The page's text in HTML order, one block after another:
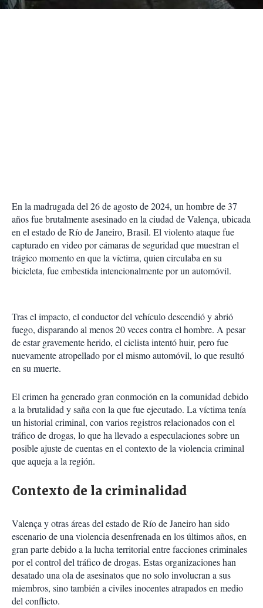
r
En la madrugada del 26 de agosto de 2024, un hombre de 37
años fue brutalmente asesinado en la ciudad de Valença, ubicada
en el estado de Río de Janeiro, Brasil. El violento ataque fue
capturado en video por cámaras de seguridad que muestran el
trágico momento en que la víctima, quien circulaba en su
bicicleta, fue embestida intencionalmente por un automóvil.
Tras el impacto, el conductor del vehículo descendió y abrió
fuego, disparando al menos 20 veces contra el hombre. A pesar
de estar gravemente herido, el ciclista intentó huir, pero fue
nuevamente atropellado por el mismo automóvil, lo que resultó
en su muerte.
El crimen ha generado gran conmoción en la comunidad debido
a la brutalidad y saña con la que fue ejecutado. La víctima tenía
un historial criminal, con varios registros relacionados con el
tráfico de drogas, lo que ha llevado a especulaciones sobre un
posible ajuste de cuentas en el contexto de la violencia criminal
que aqueja a la región.
Contexto de la criminalidad
Valença y otras áreas del estado de Río de Janeiro han sido
escenario de una violencia desenfrenada en los últimos años, en
gran parte debido a la lucha territorial entre facciones criminales
por el control del tráfico de drogas. Estas organizaciones han
desatado una ola de asesinatos que no solo involucran a sus
miembros, sino también a civiles inocentes atrapados en medio
del conflicto.